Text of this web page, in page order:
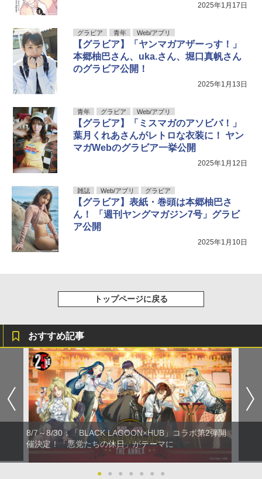
2025年1月17日
グラビア 青年 Web/アプリ
【グラビア】「ヤンマガアザーっす！」
本郷柚巴さん、uka.さん、堀口真帆さん
のグラビア公開！
2025年1月13日
青年 グラビア Web/アプリ
【グラビア】「ミスマガのアソビバ！」
葉月くれあさんがレトロな衣装に！ ヤン
マガWebのグラビア一挙公開
2025年1月12日
雑誌 Web/アプリ グラビア
【グラビア】表紙・巻頭は本郷柚巴さ
ん！ 「週刊ヤングマガジン7号」グラビ
ア公開
2025年1月10日
トップページに戻る
おすすめ記事
8/7～8/30：「BLACK LAGOON×HUB」コラボ第2弾開
催決定！「悪党たちの休日」がテーマに
● ● ● ● ● ● ●